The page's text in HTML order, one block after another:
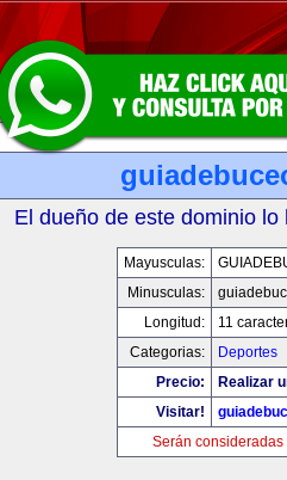
El dueño de este dominio lo
Mayusculas:
Minusculas:
Longitud:
11
Categorias:
Deportes
Precio:
Realizar
Visitar!
Serán consideradas